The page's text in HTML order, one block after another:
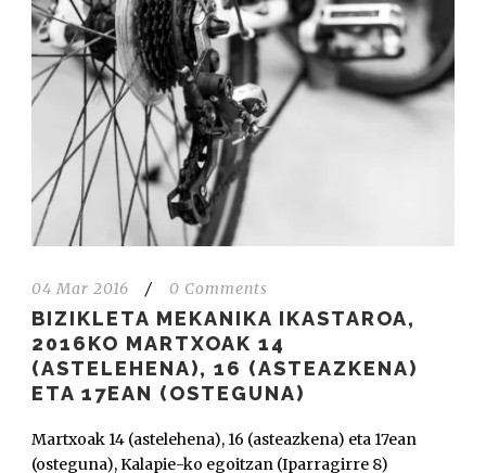
04 Mar 2016 / 0 Comments
BIZIKLETA MEKANIKA IKASTAROA,
2016KO MARTXOAK 14
(ASTELEHENA), 16 (ASTEAZKENA)
ETA 17EAN (OSTEGUNA)
Martxoak 14 (astelehena), 16 (asteazkena) eta 17ean
(osteguna), Kalapie-ko egoitzan (Iparragirre 8)